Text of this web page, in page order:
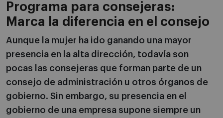
Programa para consejeras:
Marca la diferencia en el consejo
Aunque la mujer ha ido ganando una mayor
presencia en la alta dirección, todavía son
pocas las consejeras que forman parte de un
consejo de administración u otros órganos de
gobierno. Sin embargo, su presencia en el
gobierno de una empresa supone siempre un